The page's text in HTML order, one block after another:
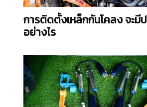
การติดตั้งเหล็กกันโคลง จะมี
อย่างไร